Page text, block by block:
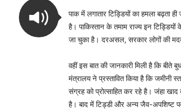
पाक में लगातार टिड्डियों का हमला बढ़ता
है। पाकिस्तान के तमाम राज्य इन
जा चुका है। दरअसल, सरकार लोगों की
वहीं इस बात की जानकारी मिली है कि
मंत्रालय ने प्रस्तावित किया है कि जमीनी
संग्रह को प्रोत्साहित कर रहे है। जंहा
है। बाद में टिड्डी और अन्य जैव-अपशिष्ट